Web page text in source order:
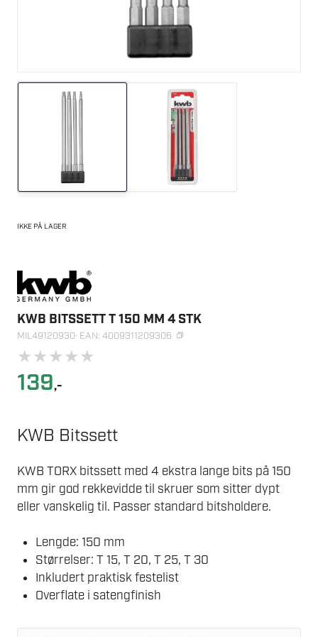
IKKE PÅ LAGER
KWB BITSSETT T 150 MM 4 STK
MIL49120930· EAN: 4009311209306
★★★★★
139,-
KWB Bitssett
KWB TORX bitssett med 4 ekstra lange bits på 150
mm gir god rekkevidde til skruer som sitter dypt
eller vanskelig til. Passer standard bitsholdere.
Lengde: 150 mm
Størrelser: T 15, T 20, T 25, T 30
Inkludert praktisk festelist
Overflate i satengfinish